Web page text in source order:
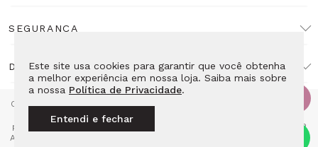
Este site usa cookies para garantir que você obtenha
a melhor experiência em nossa loja. Saiba mais sobre
a nossa Política de Privacidade.
Entendi e fechar
SEGURANÇA
DESENVOLVIMENTO
Copyright Lulean. Todos os direitos reservados. Proibida reprodução
total ou parcial. Preços e estoque sujeitos a alteração sem aviso
prévio. Razão Social: LL10 Relojoaria Ltda - CNPJ: 14.495.839/0001-52
Av das Americas 4666 Loja 115E2 - Barra da Tijuca Rio de Janeiro - RJ